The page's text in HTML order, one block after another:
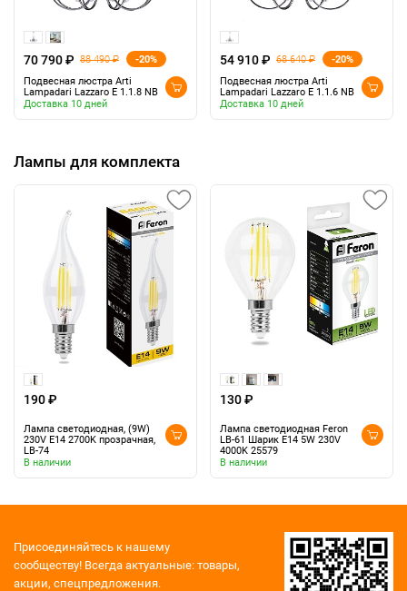
70 790 ₽ 88 490 ₽
-20%
Подвесная люстра Arti
Lampadari Lazzaro E 1.1.8 NB
Доставка 10 дней
54 910 ₽ 68 640 ₽
-20%
Подвесная люстра Arti
Lampadari Lazzaro E 1.1.6 NB
Доставка 10 дней
Лампы для комплекта
190 ₽
Лампа светодиодная, (9W)
230V E14 2700K прозрачная,
LB-74
В наличии
130 ₽
Лампа светодиодная Feron
LB-61 Шарик E14 5W 230V
4000K 25579
В наличии
Присоединяйтесь к нашему
сообществу! Всегда актуальные: товары,
акции, спецпредложения.